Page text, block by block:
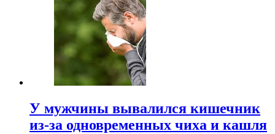
У мужчины вывалился кишечник
из-за одновременных чиха и кашля